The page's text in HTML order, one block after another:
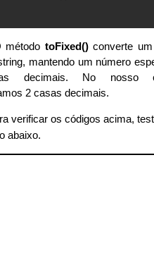
método toFixed() converte
mantendo um número
decimais. No nosso
2 casas decimais.
verificar os códigos acima,
abaixo.